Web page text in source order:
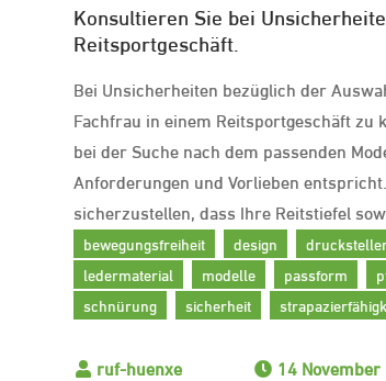
Konsultieren Sie bei
Reitsportgeschäft.
Bei Unsicherheiten bezüglich der
Fachfrau in einem Reitsportgeschäft
bei der Suche nach dem passenden
Anforderungen und Vorlieben
sicherzustellen, dass Ihre Reitstiefel
bewegungsfreiheit design
ledermaterial
modelle passform
schnürung
sicherheit
14